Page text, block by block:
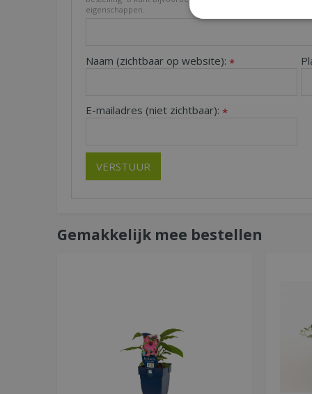
eigenschappen.
Naam (zichtbaar op website): *
E-mailadres (niet zichtbaar): *
Gemakkelijk mee bestellen